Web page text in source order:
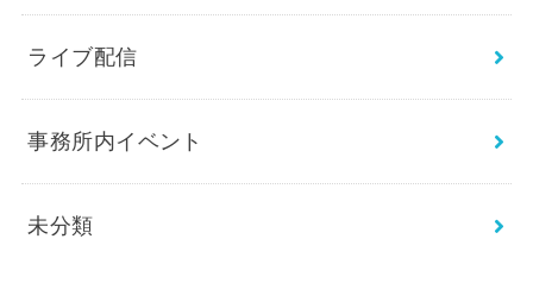
ライブ配信
事務所内イベント
未分類